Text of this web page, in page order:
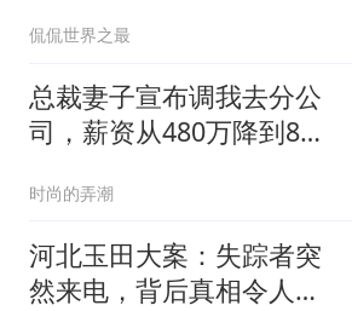
侃侃世界之最
总裁妻子宣布调我去分公
司，薪资从480万降到8
时尚的弄潮
河北玉田大案：失踪者突
然来电，背后真相令人震